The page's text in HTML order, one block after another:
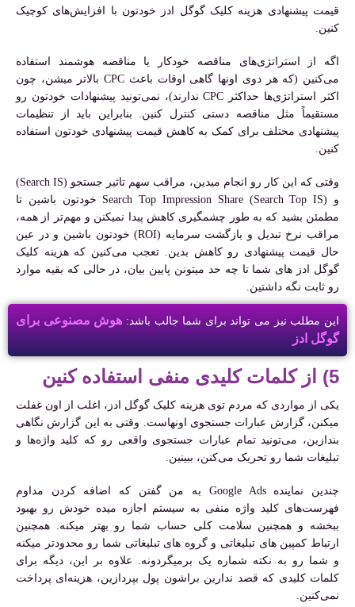
قیمت پیشنهادی هزینه کلیک گوگل ادز خودتون با افزایش‌های کوچیک
کنین.
اگه از استراتژی‌های مناقصه خودکار یا مناقصه هوشمند استفاده
می‌کنین (که هر دوی اونها گاهی اوقات باعث CPC بالاتر میشن، چون
اکثر استراتژی‌ها حداکثر CPC ندارند)، نمی‌تونید پیشنهادات خودتون رو
مستقیماً مثل مناقصه دستی کنترل کنین. بنابراین باید از تنظیمات
پیشنهادی مختلف برای کمک به کاهش قیمت پیشنهادی خودتون استفاده
کنین.
وقتی که این کار رو انجام میدین، مراقب سهم تاثیر جستجو (Search IS)
و Search Top Impression Share (Search Top IS) خودتون باشین تا
مطمئن بشید که به طور چشمگیری کاهش پیدا نمیکنن و مهم‌تر از همه،
مراقب نرخ تبدیل و بازگشت سرمایه (ROI) خودتون باشین و در عین
حال قیمت پیشنهادی رو کاهش بدین. تعجب می‌کنین که هزینه کلیک
گوگل ادز های شما تا چه حد میتونن پایین بیان، در حالی که بقیه موارد
رو ثابت نگه داشتین.
این مطلب نیز می تواند برای شما جالب باشد: هوش مصنوعی برای
گوگل ادز
5) از کلمات کلیدی منفی استفاده کنین
یکی از مواردی که مردم توی هزینه کلیک گوگل ادز، اغلب از اون غفلت
میکنن، گزارش عبارات جستجوی اونهاست. وقتی به این گزارش نگاهی
بندازین، می‌تونید تمام عبارات جستجوی واقعی رو که کلید واژه‌ها و
تبلیغات شما رو تحریک می‌کنن، ببینین.
چندین نماینده Google Ads به من گفتن که اضافه کردن مداوم
فهرست‌های کلید واژه منفی به سیستم اجازه میده خودش رو بهبود
ببخشه و همچنین سلامت کلی حساب شما رو بهتر میکنه. همچنین
ارتباط کمپین های تبلیغاتی و گروه های تبلیغاتی شما رو محدودتر میکنه
و شما رو به نکته شماره یک برمیگردونه. علاوه بر این، دیگه برای
کلمات کلیدی که قصد ندارین براشون پول بپردازین، هزینه‌ای پرداخت
نمی‌کنین.